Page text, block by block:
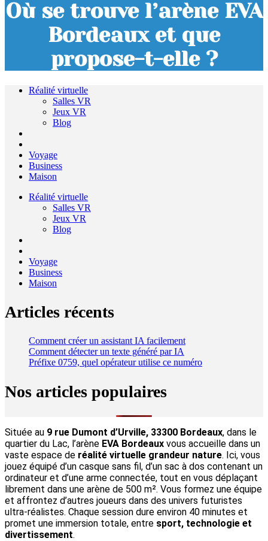
Où se trouve l’arène EVA
Bordeaux et que
propose-t-elle ?
Réalité virtuelle
Salles VR
Jeux VR
Blog
Voyage
Business
Maison
Réalité virtuelle
Salles VR
Jeux VR
Blog
Voyage
Business
Maison
Articles récents
Comment créer un assistant IA facilement
Comment détecter un texte généré par IA
Préfixe 0759, quel opérateur utilise ce numéro
Nos articles populaires
Située au 9 rue Dumont d’Urville, 33300 Bordeaux, dans le
quartier du Lac, l’arène EVA Bordeaux vous accueille dans un
vaste espace de réalité virtuelle grandeur nature. Ici, vous
jouez équipé d’un casque sans fil, d’un sac à dos contenant un
ordinateur et d’une arme connectée, tout en vous déplaçant
librement dans une arène de 500 m². Vous formez une équipe
et affrontez d’autres joueurs dans des univers futuristes
ultra-réalistes. Chaque session dure environ 40 minutes et
promet une immersion totale, entre sport, technologie et
divertissement.